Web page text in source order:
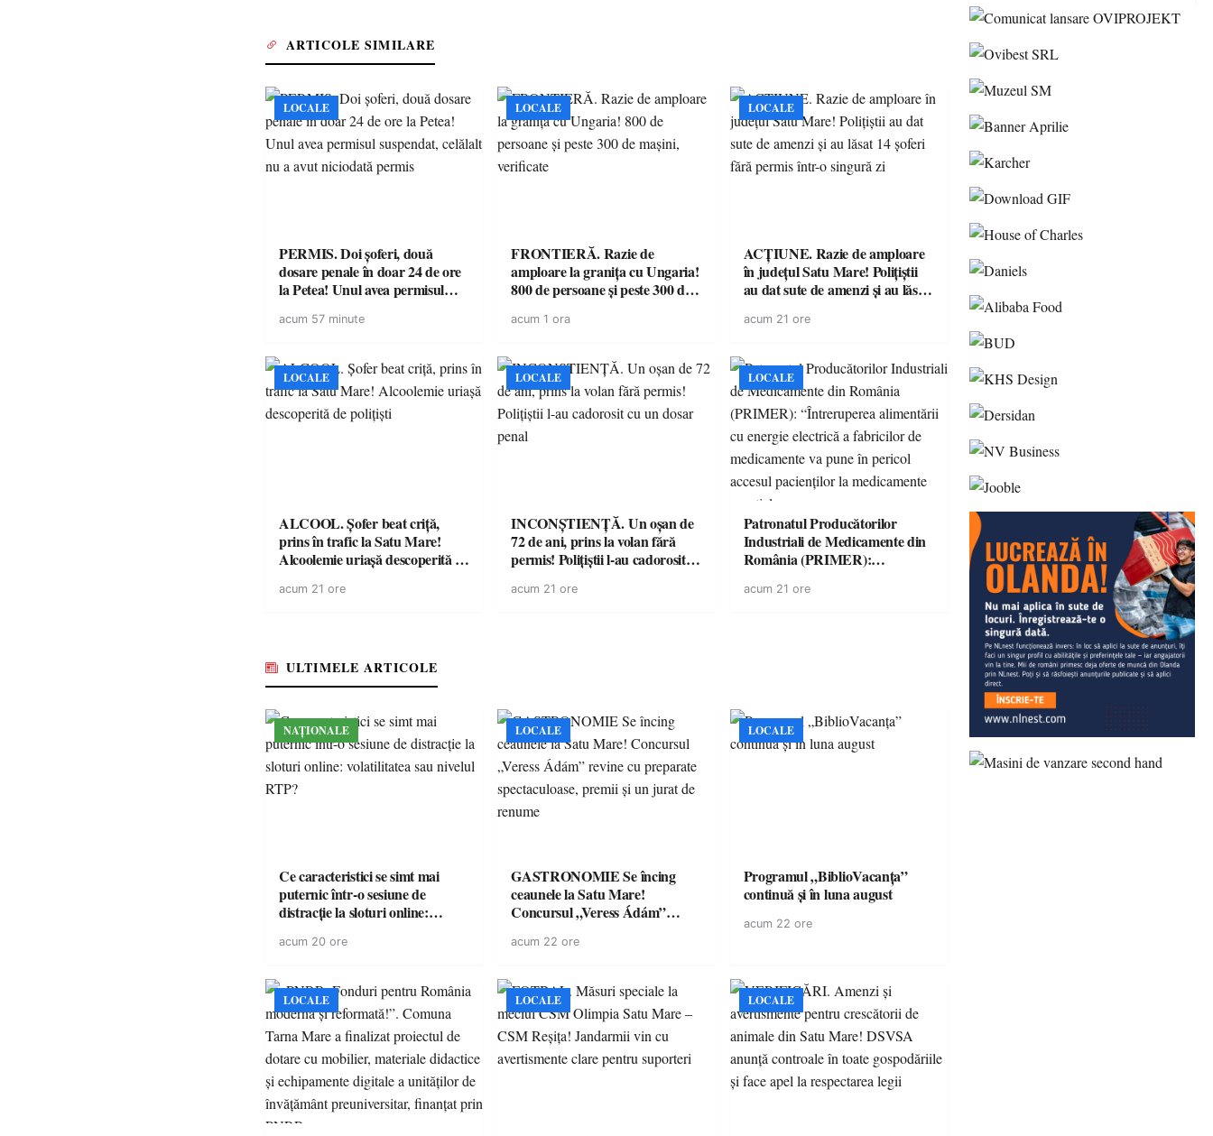
ARTICOLE SIMILARE
LOCALE
PERMIS. Doi șoferi, două
dosare penale în doar 24 de ore
la Petea! Unul avea permisul
niciodată permis
acum 57 minute
LOCALE
FRONTIERĂ. Razie de
amploare la granița cu Ungaria!
800 de persoane și peste 300 de
acum 1 ora
LOCALE
ACȚIUNE. Razie de amploare
în județul Satu Mare! Polițiștii
au dat sute de amenzi și au lăsat
singură zi
acum 21 ore
LOCALE
ALCOOL. Șofer beat criță,
prins în trafic la Satu Mare!
Alcoolemie uriașă descoperită de
acum 21 ore
LOCALE
INCONȘTIENȚĂ. Un oșan de
72 de ani, prins la volan fără
permis! Polițiștii l-au cadorosit
acum 21 ore
LOCALE
Patronatul Producătorilor
Industriali de Medicamente din
România (PRIMER):
energie electrică a fabricilor de
acum 21 ore
ULTIMELE ARTICOLE
NAȚIONALE
Ce caracteristici se simt mai
puternic într-o sesiune de
distracție la sloturi online:
acum 20 ore
LOCALE
GASTRONOMIE Se încing
ceaunele la Satu Mare!
Concursul „Veress Ádám”
spectaculoase, premii și un jurat
acum 22 ore
LOCALE
Programul „BiblioVacanța”
continuă și în luna august
acum 22 ore
LOCALE LOCALE LOCALE